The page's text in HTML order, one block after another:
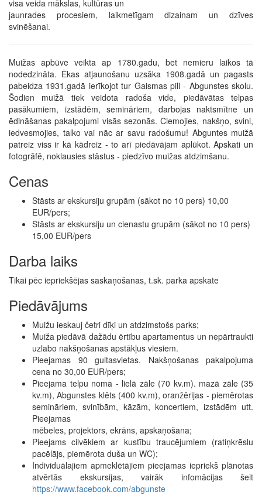
visa veida mākslas, kultūras un
jaunrades procesiem, laikmetīgam dizainam un dzīves
svinēšanai.
Muižas apbūve veikta ap 1780.gadu, bet nemieru laikos tā
nodedzināta. Ēkas atjaunošanu uzsāka 1908.gadā un pagasts
pabeidza 1931.gadā ierīkojot tur Gaismas pili - Abgunstes skolu.
Šodien muižā tiek veidota radoša vide, piedāvātas telpas
pasākumiem, izstādēm, semināriem, darbojas naktsmītne un
ēdināšanas pakalpojumi visās sezonās. Ciemojies, nakšņo, svini,
iedvesmojies, talko vai nāc ar savu radošumu! Abguntes muižā
patreiz viss ir kā kādreiz - to arī piedāvājam aplūkot. Apskati un
fotogrāfē, noklausies stāstus - piedzīvo muižas atdzimšanu.
Cenas
Stāsts ar ekskursiju grupām (sākot no 10 pers) 10,00
EUR/pers;
Stāsts ar ekskursiju un cienastu grupām (sākot no 10 pers)
15,00 EUR/pers
Darba laiks
Tikai pēc iepriekšējas saskaņošanas, t.sk. parka apskate
Piedāvājums
Muižu ieskauj četri dīķi un atdzimstošs parks;
Muiža piedāvā dažādu ērtību apartamentus un nepārtraukti
uzlabo nakšņošanas apstākļus viesiem.
Pieejamas 90 gultasvietas. Nakšņošanas pakalpojuma
cena no 30,00 EUR/pers;
Pieejama telpu noma - lielā zāle (70 kv.m). mazā zāle (35
kv.m), Abgunstes klēts (400 kv.m), oranžērijas - piemērotas
semināriem, svinībām, kāzām, koncertiem, izstādēm utt.
Pieejamas
mēbeles, projektors, ekrāns, apskaņošana;
Pieejams cilvēkiem ar kustību traucējumiem (ratiņkrēslu
pacēlājs, piemērota duša un WC);
Individuālajiem apmeklētājiem pieejamas iepriekš plānotas
atvērtās ekskursijas, vairāk infomācijas šeit
https://www.facebook.com/abgunste